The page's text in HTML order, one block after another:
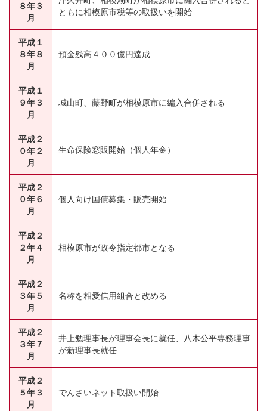
８年３
月
ともに相模原市税等の取扱いを開始
平成１
８年８
月
預金残高４００億円達成
平成１
９年３
月
城山町、藤野町が相模原市に編入合併される
平成２
０年２
月
生命保険窓販開始（個人年金）
平成２
０年６
月
個人向け国債募集・販売開始
平成２
２年４
月
相模原市が政令指定都市となる
平成２
３年５
月
名称を相愛信用組合と改める
平成２
３年７
月
井上勉理事長が理事会長に就任、八木公平専務理事
が新理事長就任
平成２
５年３
月
でんさいネット取扱い開始